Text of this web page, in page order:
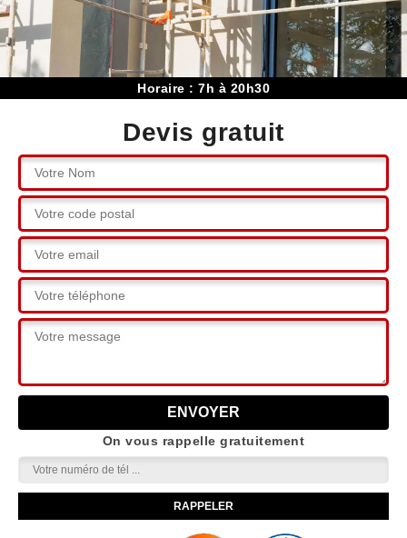
Horaire : 7h à 20h30
Devis gratuit
On vous rappelle gratuitement